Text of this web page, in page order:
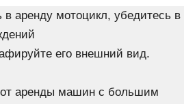
аренду мотоцикл, убедитесь в
его внешний вид.
от аренды машин с большим